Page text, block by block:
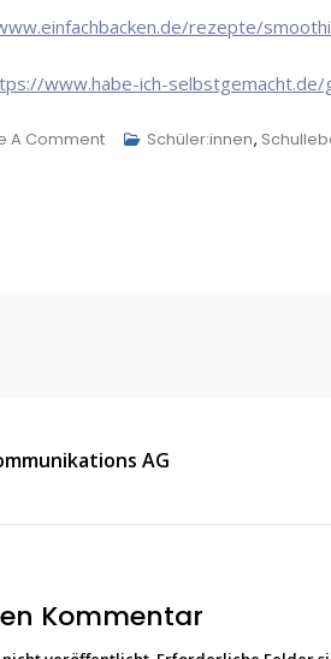
rezepte/
www.habe-ich-
A CommentOn
Schüler:innen,
AG
Kommentar